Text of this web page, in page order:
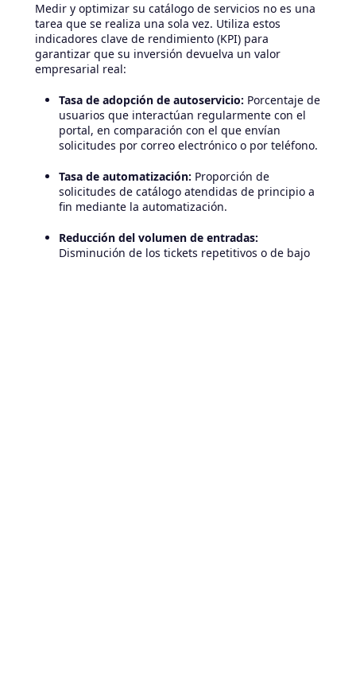
Medir y optimizar su catálogo de servicios no es una
tarea que se realiza una sola vez. Utiliza estos
indicadores clave de rendimiento (KPI) para
garantizar que su inversión devuelva un valor
empresarial real:
Tasa de adopción de autoservicio: Porcentaje de
usuarios que interactúan regularmente con el
portal, en comparación con el que envían
solicitudes por correo electrónico o por teléfono.
Tasa de automatización: Proporción de
solicitudes de catálogo atendidas de principio a
fin mediante la automatización.
Reducción del volumen de entradas:
Disminución de los tickets repetitivos o de bajo